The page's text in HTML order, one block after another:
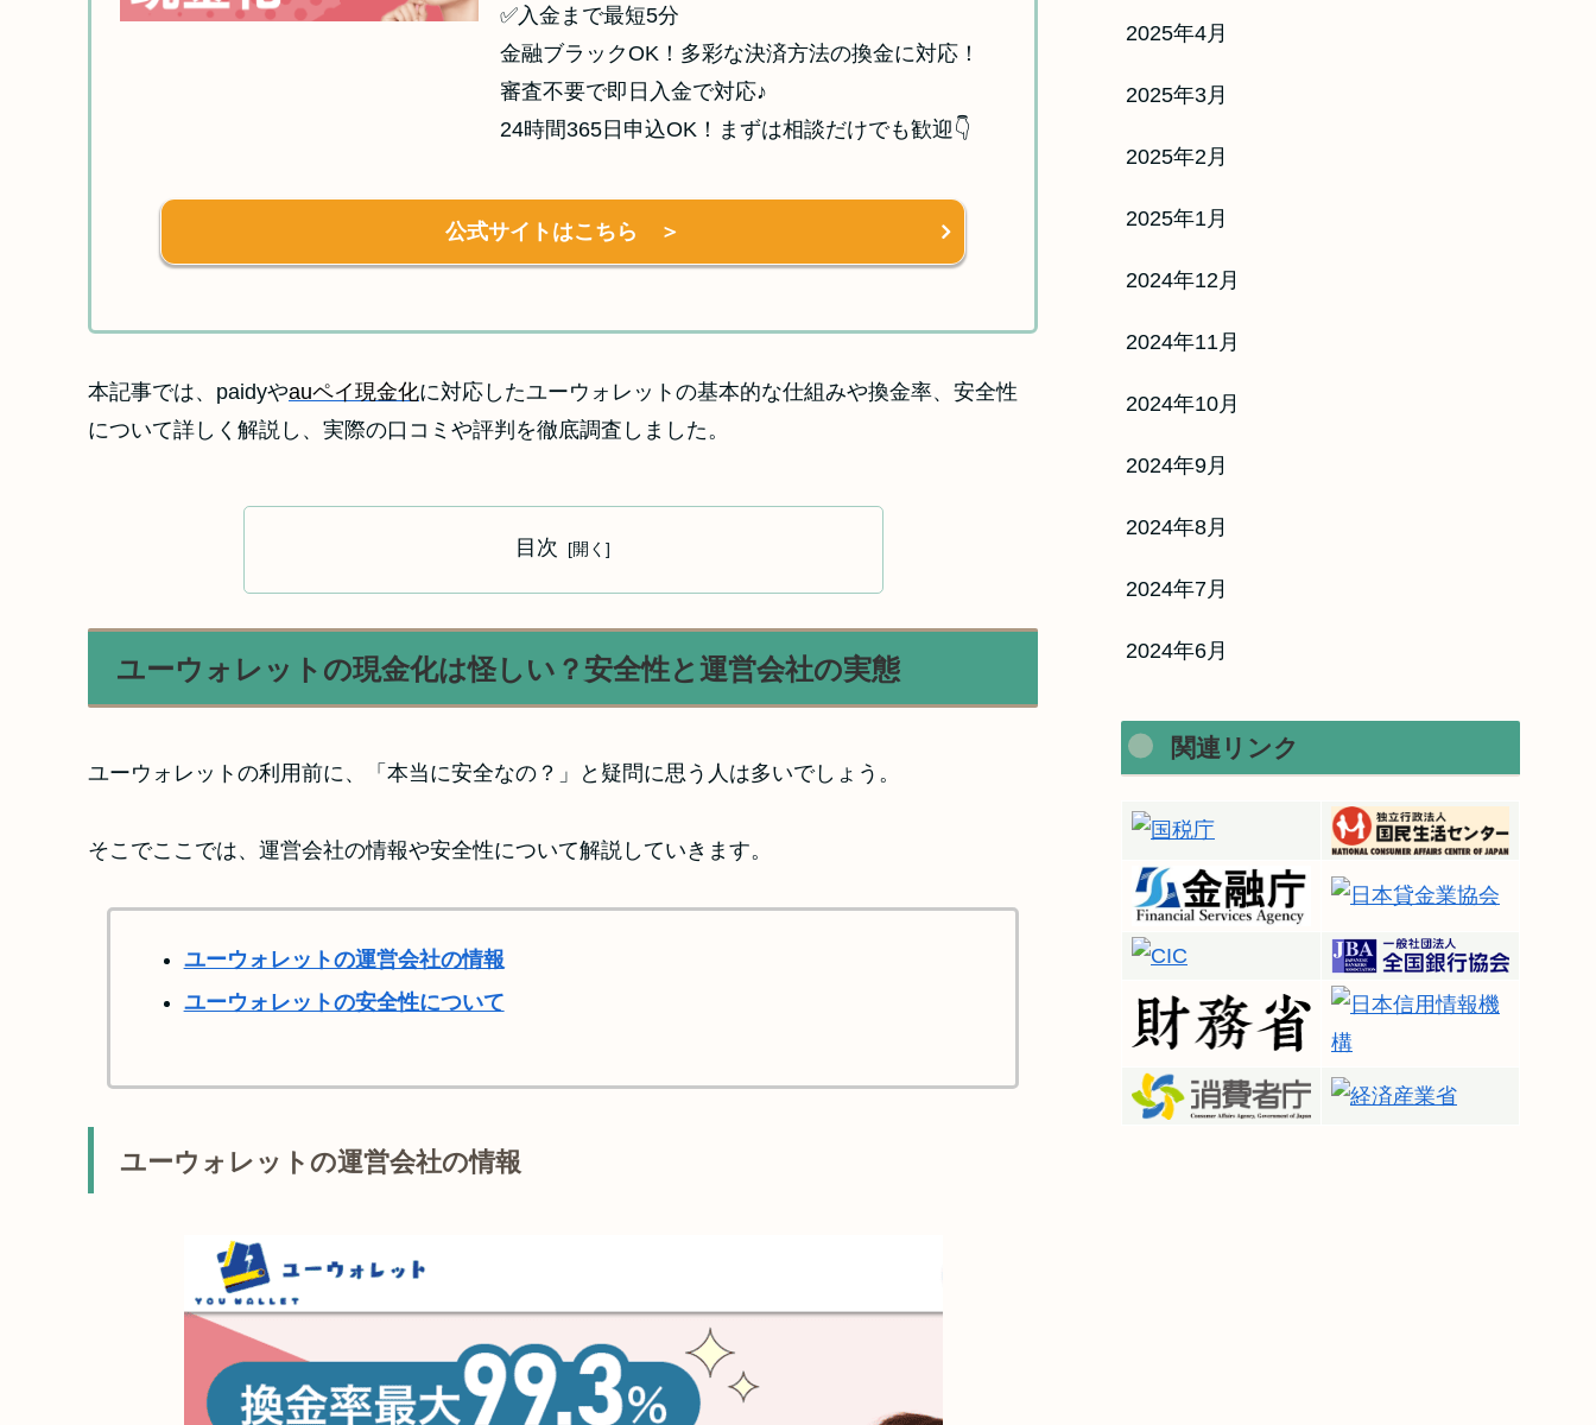
✅入金まで最短5分
金融ブラックOK！多彩な決済方法の換金に対応！
審査不要で即日入金で対応♪
24時間365日申込OK！まずは相談だけでも歓迎👇
公式サイトはこちら ＞
本記事では、paidyやauペイ現金化に対応したユーウォレットの基本的な仕組みや換金率、安全性
について詳しく解説し、実際の口コミや評判を徹底調査しました。
目次
ユーウォレットの現金化は怪しい？安全性と運営会社の実態
ユーウォレットの利用前に、「本当に安全なの？」と疑問に思う人は多いでしょう。
そこでここでは、運営会社の情報や安全性について解説していきます。
ユーウォレットの運営会社の情報
ユーウォレットの安全性について
ユーウォレットの運営会社の情報
2025年4月
2025年3月
2025年2月
2025年1月
2024年12月
2024年11月
2024年10月
2024年9月
2024年8月
2024年7月
2024年6月
関連リンク